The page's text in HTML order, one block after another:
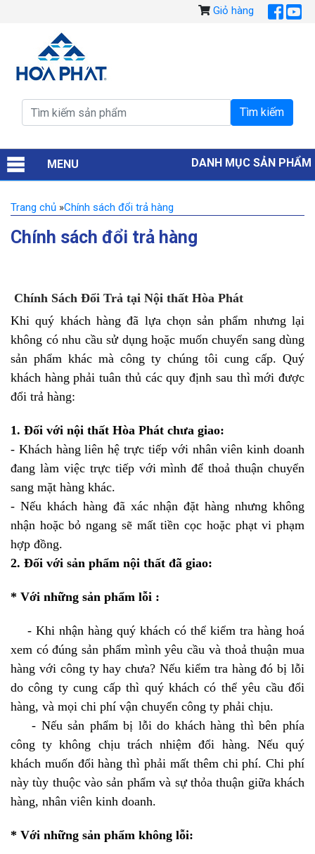
Giỏ hàng
MENU DANH MỤC SẢN PHẨM
Trang chủ »Chính sách đổi trả hàng
Chính sách đổi trả hàng
Chính Sách Đổi Trả tại Nội thất Hòa Phát
Khi quý khách hàng đã lựa chọn sản phẩm nhưng lại
không có nhu cầu sử dụng hoặc muốn chuyển sang dùng
sản phẩm khác mà công ty chúng tôi cung cấp. Quý
khách hàng phải tuân thủ các quy định sau thì mới được
đổi trả hàng:
1. Đối với nội thất Hòa Phát chưa giao:
- Khách hàng liên hệ trực tiếp với nhân viên kinh doanh
đang làm việc trực tiếp với mình để thoả thuận chuyển
sang mặt hàng khác.
- Nếu khách hàng đã xác nhận đặt hàng nhưng không
nhận hoặc bỏ ngang sẽ mất tiền cọc hoặc phạt vi phạm
hợp đồng.
2. Đối với sản phẩm nội thất đã giao:
* Với những sản phẩm lỗi :
- Khi nhận hàng quý khách có thể kiểm tra hàng hoá
xem có đúng sản phẩm mình yêu cầu và thoả thuận mua
hàng với công ty hay chưa? Nếu kiểm tra hàng đó bị lỗi
do công ty cung cấp thì quý khách có thể yêu cầu đổi
hàng, và mọi chi phí vận chuyển công ty phải chịu.
- Nếu sản phẩm bị lỗi do khách hàng thì bên phía
công ty không chịu trách nhiệm đổi hàng. Nếu quý
khách muốn đổi hàng thì phải mất thêm chi phí. Chi phí
này tùy thuộc vào sản phẩm và sự thỏa thuận giữa khách
hàng, nhân viên kinh doanh.
* Với những sản phẩm không lỗi: